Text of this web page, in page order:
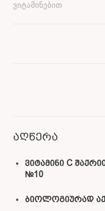
ვიტამინებით
აღწერა
ვიტამინი C
№10
ბიოლოგიურად